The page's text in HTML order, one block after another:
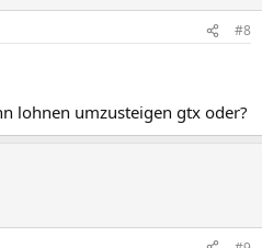
#8
lohnen umzusteigen gtx oder?